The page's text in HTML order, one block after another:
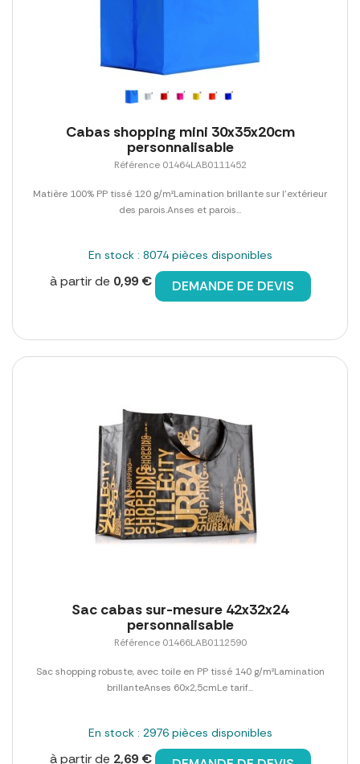
Cabas shopping mini 30x35x20cm
personnalisable
Référence 01464LAB0111452
Matière 100% PP tissé 120 g/m²Lamination brillante sur l'extérieur
des parois.Anses et parois...
En stock : 8074 pièces disponibles
à partir de 0,99 € DEMANDE DE DEVIS
Sac cabas sur-mesure 42x32x24
personnalisable
Référence 01466LAB0112590
Sac shopping robuste, avec toile en PP tissé 140 g/m²Lamination
brillanteAnses 60x2,5cmLe tarif...
En stock : 2976 pièces disponibles
à partir de 2,69 €